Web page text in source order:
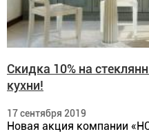
Скидка 10% на
кухни!
17 сентября 2019
Новая акция компании